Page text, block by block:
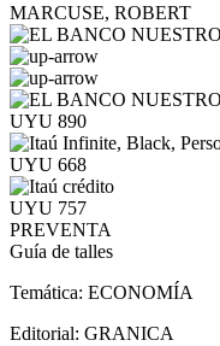
MARCUSE, ROBERT
UYU 890
UYU 668
UYU 757
PREVENTA
Guía de talles
Temática: ECONOMÍA
Editorial: GRANICA